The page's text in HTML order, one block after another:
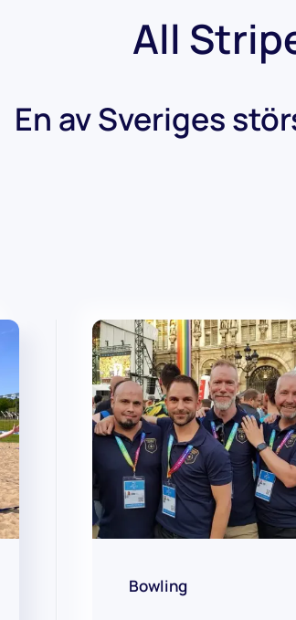
All
En av Sveriges
Bowling